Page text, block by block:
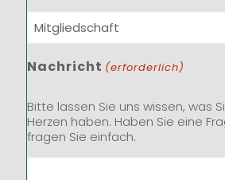
Nachricht (erforderlich)
Bitte lassen Sie uns wissen, was
Herzen haben. Haben Sie eine
fragen Sie einfach.